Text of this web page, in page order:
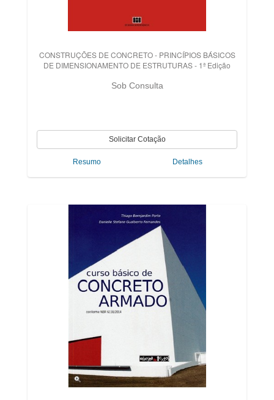
CONSTRUÇÕES DE CONCRETO - PRINCÍPIOS BÁSICOS
DE DIMENSIONAMENTO DE ESTRUTURAS - 1ª Edição
Sob Consulta
Resumo Detalhes